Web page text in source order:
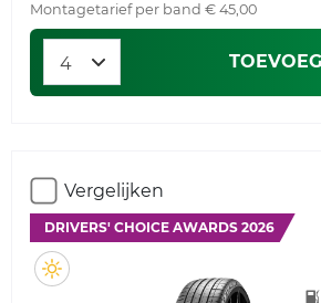
Montagetarief per band € 45,00
Vergelijken
DRIVERS' CHOICE AWARDS 2026